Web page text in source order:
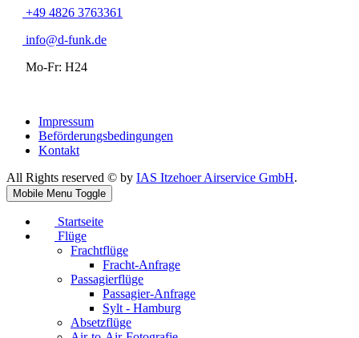
+49 4826 3763361
info@d-funk.de
Mo-Fr: H24
Impressum
Beförderungsbedingungen
Kontakt
All Rights reserved © by IAS Itzehoer Airservice GmbH.
Mobile Menu Toggle
Startseite
Flüge
Frachtflüge
Fracht-Anfrage
Passagierflüge
Passagier-Anfrage
Sylt - Hamburg
Absetzflüge